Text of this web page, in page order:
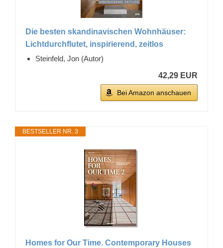
Die besten skandinavischen Wohnhäuser:
Lichtdurchflutet, inspirierend, zeitlos
Steinfeld, Jon (Autor)
42,29 EUR
Bei Amazon anschauen
BESTSELLER NR. 3
Homes for Our Time. Contemporary Houses